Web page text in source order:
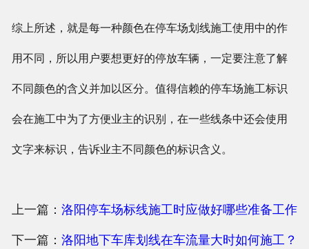
综上所述，就是每一种颜色在停车场划线施工使用中的作
用不同，所以用户要想更好的停放车辆，一定要注意了解
不同颜色的含义并加以区分。值得信赖的停车场施工标识
会在施工中为了方便业主的识别，在一些线条中还会使用
文字来标识，告诉业主不同颜色的标识含义。
上一篇： 洛阳停车场标线施工时应做好哪些准备工作
下一篇： 洛阳地下车库划线在车流量大时如何施工？